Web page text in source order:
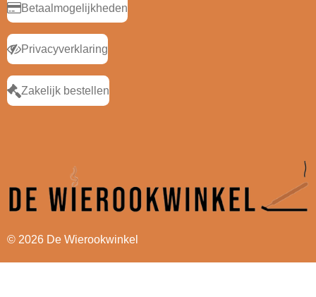
Betaalmogelijkheden
Privacyverklaring
Zakelijk bestellen
© 2026 De Wierookwinkel